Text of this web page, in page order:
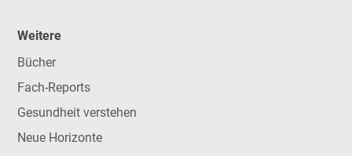
Weitere
Bücher
Fach-Reports
Gesundheit verstehen
Neue Horizonte